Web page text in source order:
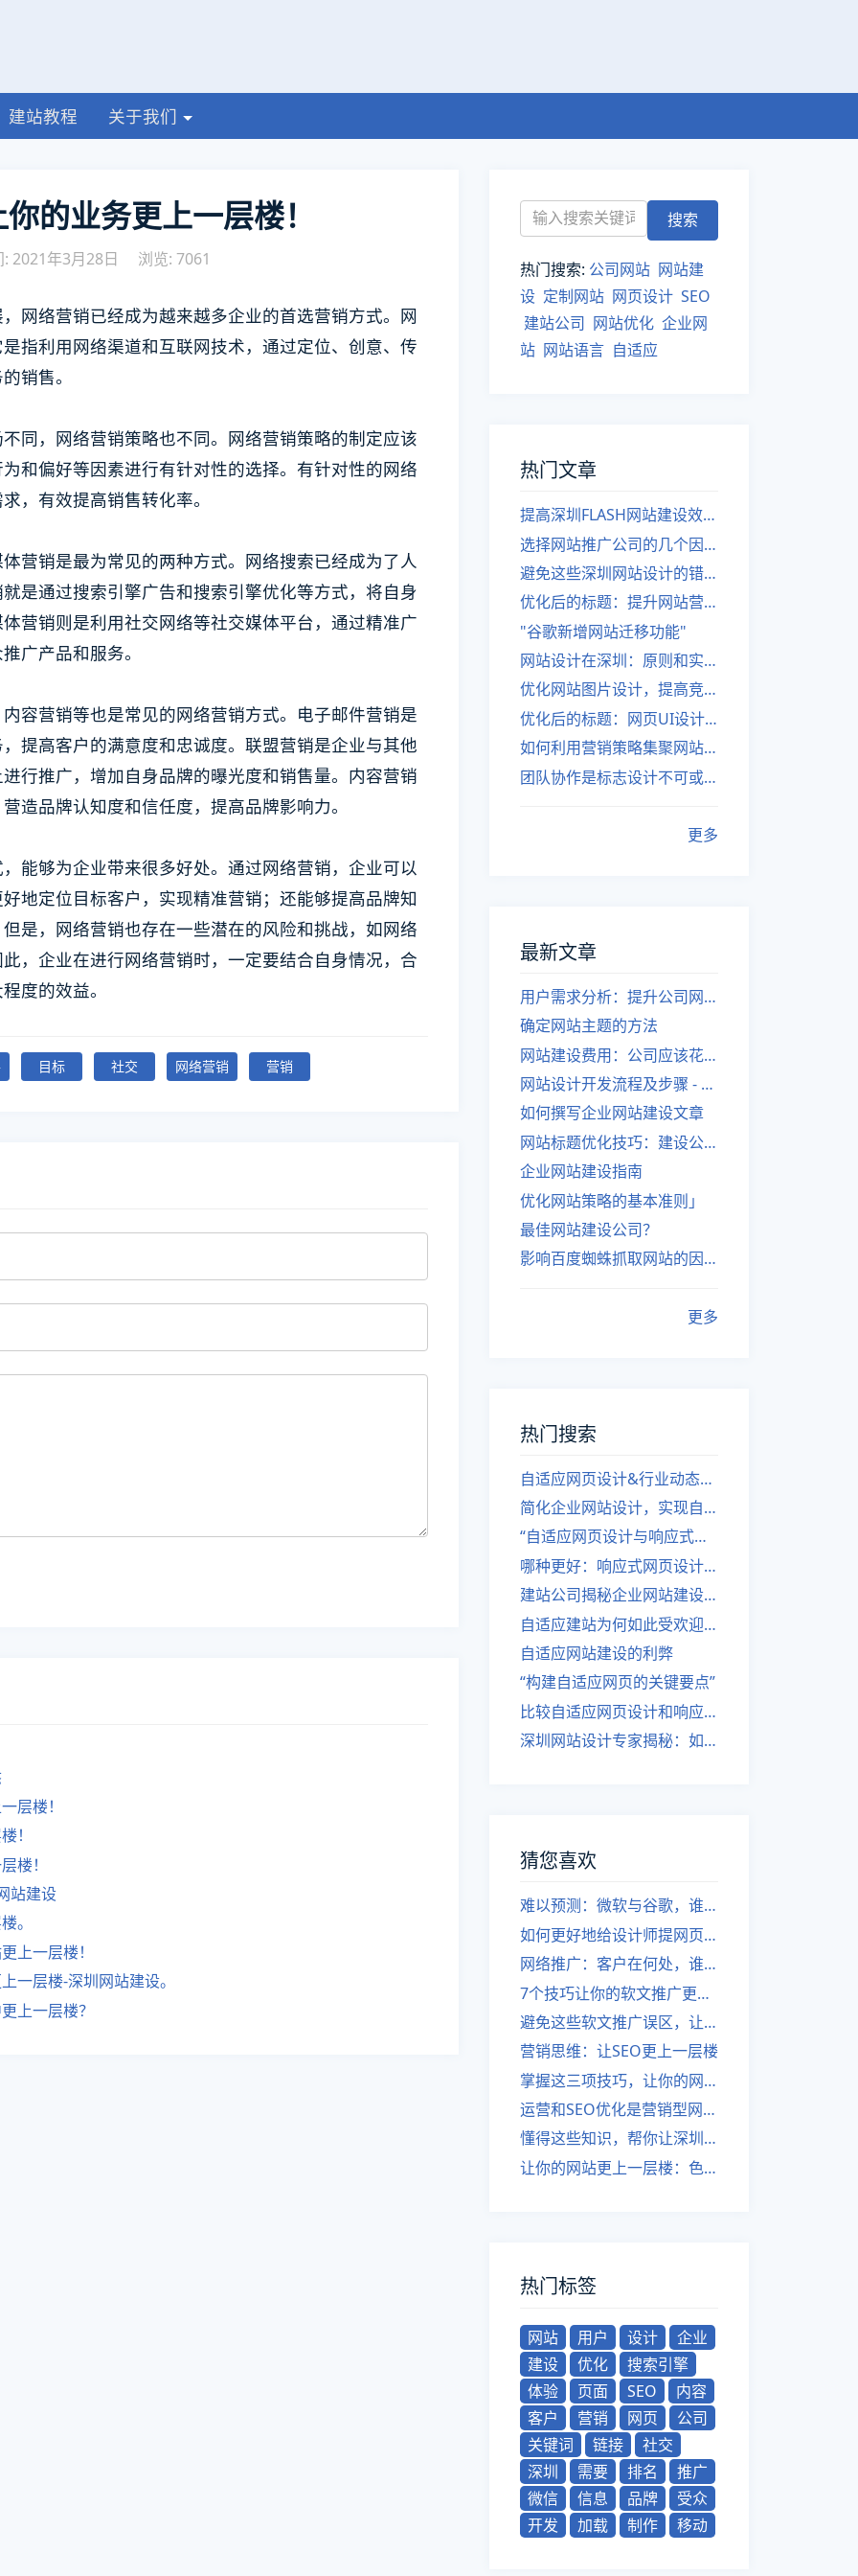
建站教程 关于我们
的业务更上一层楼！
2021年3月28日 浏览: 7061
网络营销已经成为越来越多企业的首选营销方式。网
指利用网络渠道和互联网技术，通过定位、创意、传
销售。
同，网络营销策略也不同。网络营销策略的制定应该
和偏好等因素进行有针对性的选择。有针对性的网络
，有效提高销售转化率。
营销是最为常见的两种方式。网络搜索已经成为了人
是通过搜索引擎广告和搜索引擎优化等方式，将自身
营销则是利用社交网络等社交媒体平台，通过精准广
广产品和服务。
容营销等也是常见的网络营销方式。电子邮件营销是
提高客户的满意度和忠诚度。联盟营销是企业与其他
行推广，增加自身品牌的曝光度和销售量。内容营销
造品牌认知度和信任度，提高品牌影响力。
能够为企业带来很多好处。通过网络营销，企业可以
地定位目标客户，实现精准营销；还能够提高品牌知
是，网络营销也存在一些潜在的风险和挑战，如网络
，企业在进行网络营销时，一定要结合自身情况，合
度的效益。
目标 社交 网络营销 营销
层楼！
！
楼！
站建设
。
上一层楼！
一层楼-深圳网站建设。
上一层楼？
热门搜索: 公司网站 网站建
设 定制网站 网页设计 SEO
建站公司 网站优化 企业网
站 网站语言 自适应
热门文章
提高深圳FLASH网站建设效率的建议
选择网站推广公司的几个因素
避免这些深圳网站设计的错误
优化后的标题：提升网站营销绩效的策略
"谷歌新增网站迁移功能"
网站设计在深圳：原则和实践
优化网站图片设计，提高竞争力
优化后的标题：网页UI设计与APP UI设计应用软件
如何利用营销策略集聚网站流量
团队协作是标志设计不可或缺的一部分
更多
最新文章
用户需求分析：提升公司网站建设效果
确定网站主题的方法
网站建设费用：公司应该花费多少？
网站设计开发流程及步骤 - 优化后的标题
如何撰写企业网站建设文章
网站标题优化技巧：建设公司的专业指导
企业网站建设指南
优化网站策略的基本准则」
最佳网站建设公司？
影响百度蜘蛛抓取网站的因素有哪些？
更多
热门搜索
自适应网页设计&行业动态，关注建站。
简化企业网站设计，实现自适应设计的方法
“自适应网页设计与响应式网站建设的异同”
哪种更好：响应式网页设计还是自适应网站？
建站公司揭秘企业网站建设核心原则
自适应建站为何如此受欢迎？
自适应网站建设的利弊
“构建自适应网页的关键要点”
比较自适应网页设计和响应式网站的差异
深圳网站设计专家揭秘：如何实现自适应网页设计
猜您喜欢
难以预测：微软与谷歌，谁是互联网之父罗伯特的胜利者？
如何更好地给设计师提网页修改意见——深圳网站建设客户端必备技巧
网络推广：客户在何处，谁是你的目标？
7个技巧让你的软文推广更上一层楼：深圳网站建设
避免这些软文推广误区，让你的网站建设更上一层楼-深圳网站建设。
营销思维：让SEO更上一层楼
掌握这三项技巧，让你的网页设计更上一层楼！
运营和SEO优化是营销型网站不可或缺的元素-深圳网站制作公司
懂得这些知识，帮你让深圳的网站优化更上一层楼！
让你的网站更上一层楼：色彩应用行业动态
热门标签
网站 用户 设计
企业
建设
优化
搜索引擎
体验
页面 SEO
内容
客户
营销 网页
公司
关键词
链接
社交
深圳
需要 排名
推广
微信
信息 品牌
受众
开发
加载 制作 移动